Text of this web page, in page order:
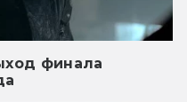
финала